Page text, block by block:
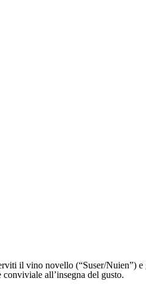
il vino novello (“Suser/Nuien”) e
all’insegna del gusto.